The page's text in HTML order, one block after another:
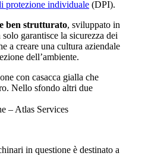
protezione individuale (DPI).
ben strutturato, sviluppato in
garantisce la sicurezza dei
a creare una cultura aziendale
dell’ambiente.
– Atlas Services
in questione è destinato a